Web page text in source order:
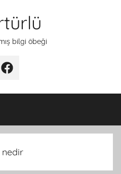
bilgi öbeği
Facebook
nedir